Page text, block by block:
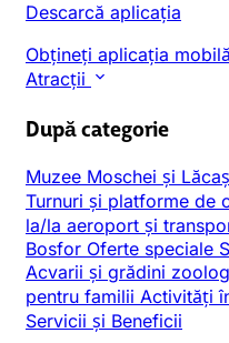
Descarcă aplicația
Obțineți aplicația mobilă
Atracții
După categorie
Muzee Moschei și
Turnuri și platforme de
la/la aeroport și
Bosfor Oferte speciale
Acvarii și grădini
pentru familii Activități
Servicii și Beneficii